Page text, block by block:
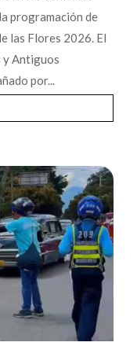
programación de
las Flores 2026. El
y Antiguos
por...